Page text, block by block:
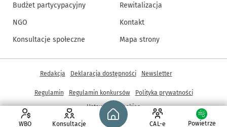
WBO Konsultacje
Strona główna - wroclaw.pl
CAL-e Powietrze
Budżet partycypacyjny
NGO
Konsultacje społeczne
Rewitalizacja
Kontakt
Mapa strony
Inne informacje
Redakcja Deklaracja dostępności Newsletter
Regulamin Regulamin konkursów
Polityka prywatności
Ustawienia cookies